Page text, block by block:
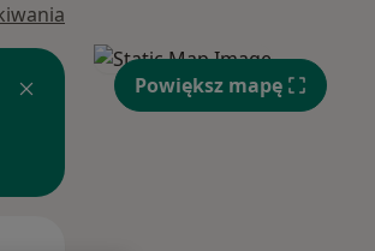
Powiększ mapę